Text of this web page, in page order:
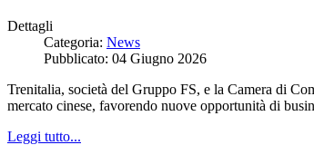
Dettagli
Categoria: News
Pubblicato: 04 Giugno 2026
Trenitalia, società del Gruppo FS, e la Camera di
mercato cinese, favorendo nuove opportunità di
Leggi tutto...